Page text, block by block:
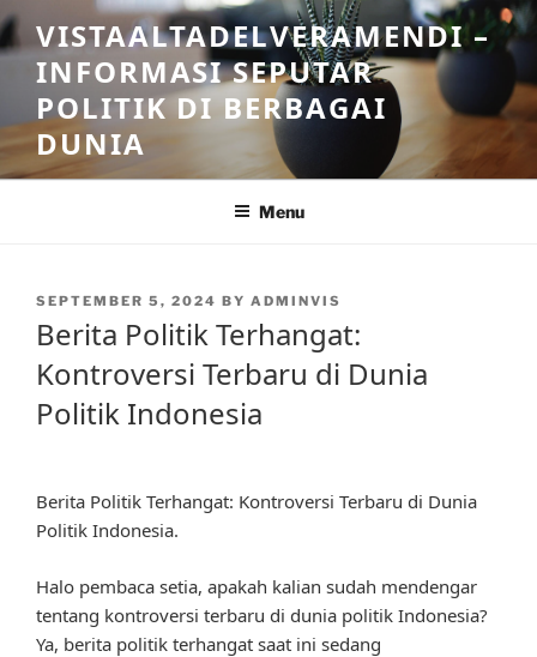
Skip
to
content
VISTAALTADELVERAMENDI –
INFORMASI SEPUTAR
POLITIK DI BERBAGAI
DUNIA
Menu
POSTED
SEPTEMBER 5, 2024 BY ADMINVIS
Berita Politik Terhangat:
Kontroversi Terbaru di Dunia
Politik Indonesia
Berita Politik Terhangat: Kontroversi Terbaru di Dunia
Politik Indonesia.
Halo pembaca setia, apakah kalian sudah mendengar
tentang kontroversi terbaru di dunia politik Indonesia?
Ya, berita politik terhangat saat ini sedang